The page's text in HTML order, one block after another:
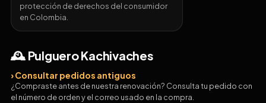
protección de derechos del consumidor
en Colombia.
🕰️ Pulguero Kachivaches
› Consultar pedidos antiguos
¿Compraste antes de nuestra renovación? Consulta tu pedido con
el número de orden y el correo usado en la compra.